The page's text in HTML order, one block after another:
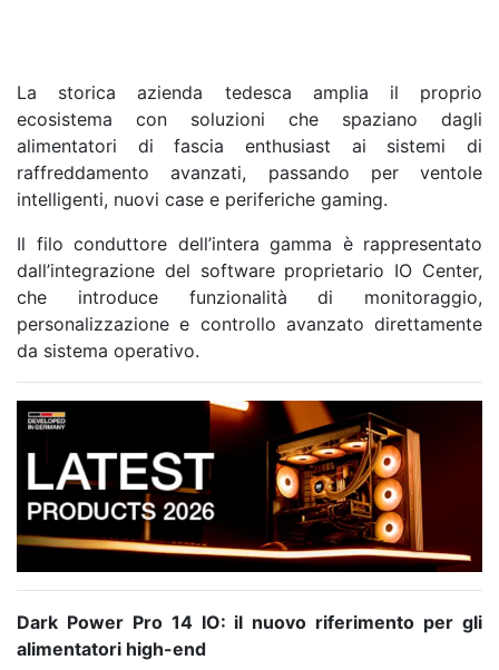
La storica azienda tedesca amplia il proprio
ecosistema con soluzioni che spaziano dagli
alimentatori di fascia enthusiast ai sistemi di
raffreddamento avanzati, passando per ventole
intelligenti, nuovi case e periferiche gaming.
Il filo conduttore dell’intera gamma è rappresentato
dall’integrazione del software proprietario IO Center,
che introduce funzionalità di monitoraggio,
personalizzazione e controllo avanzato direttamente
da sistema operativo.
Dark Power Pro 14 IO: il nuovo riferimento per gli
alimentatori high-end